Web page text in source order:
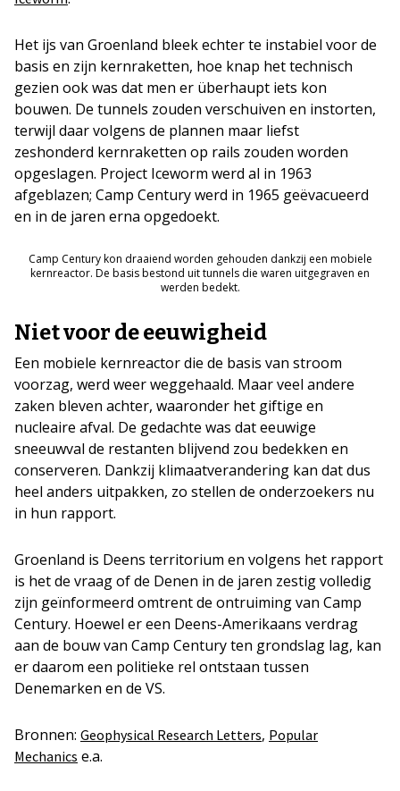
Het ijs van Groenland bleek echter te instabiel voor de
basis en zijn kernraketten, hoe knap het technisch
gezien ook was dat men er überhaupt iets kon
bouwen. De tunnels zouden verschuiven en instorten,
terwijl daar volgens de plannen maar liefst
zeshonderd kernraketten op rails zouden worden
opgeslagen. Project Iceworm werd al in 1963
afgeblazen; Camp Century werd in 1965 geëvacueerd
en in de jaren erna opgedoekt.
Camp Century kon draaiend worden gehouden dankzij een mobiele
kernreactor. De basis bestond uit tunnels die waren uitgegraven en
werden bedekt.
Niet voor de eeuwigheid
Een mobiele kernreactor die de basis van stroom
voorzag, werd weer weggehaald. Maar veel andere
zaken bleven achter, waaronder het giftige en
nucleaire afval. De gedachte was dat eeuwige
sneeuwval de restanten blijvend zou bedekken en
conserveren. Dankzij klimaatverandering kan dat dus
heel anders uitpakken, zo stellen de onderzoekers nu
in hun rapport.
Groenland is Deens territorium en volgens het rapport
is het de vraag of de Denen in de jaren zestig volledig
zijn geïnformeerd omtrent de ontruiming van Camp
Century. Hoewel er een Deens-Amerikaans verdrag
aan de bouw van Camp Century ten grondslag lag, kan
er daarom een politieke rel ontstaan tussen
Denemarken en de VS.
Bronnen: Geophysical Research Letters, Popular
Mechanics e.a.